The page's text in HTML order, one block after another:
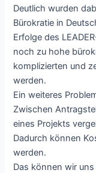
Deutlich wurden
Bürokratie in
Erfolge des
noch zu hohe
komplizierten und
werden.
Ein weiteres
Zwischen
eines Projekts
Dadurch können
werden.
Das können wir